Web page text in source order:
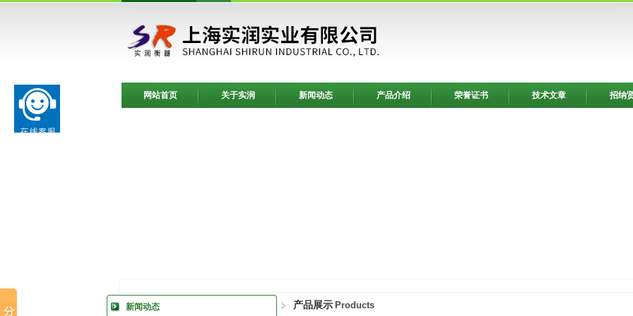
网站首页 关于实润 新闻动态 产品介绍 荣誉证书 技术文章 招纳
新闻动态 产品展示 Products